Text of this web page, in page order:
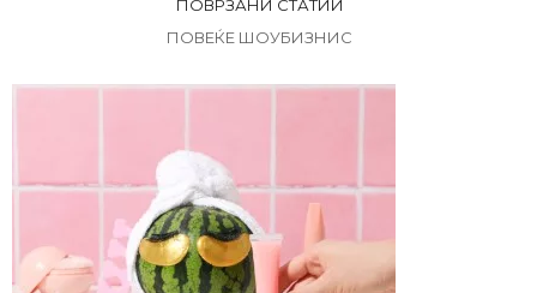
ПОВРЗАНИ СТАТИИ
ПОВЕЌЕ ШОУБИЗНИС